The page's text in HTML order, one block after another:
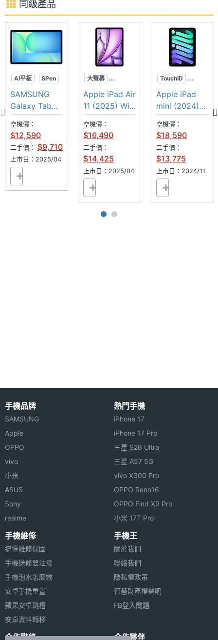
影。「自動剪輯」 可選取多部影片並透過 AI 自動剪輯
成精華片段。「多重視窗」讓用戶可在大螢幕上一次
操作至多三個應用程式。
SAMSUNG Galaxy Tab S10 FE 5G 功能特色
◎ 5G + 5G 雙卡雙待（需搭配 eSIM）
◎ Android 15 作業系統、One UI Tab 操作介面
◎ 10.9 吋 2,304 x 1,440pixels 解析度 WUXGA+
LCD 螢幕（90Hz 螢幕更新率）
◎ SAMSUNG Exynos 1580 八核心處理器
◎ 8GB RAM / 128GB ROM
※本文為 SOGI 手機王版權所有，未經授權不得轉載使用※
主相機
焦
Yes
主相機
UHD
4K錄影
Yes
前相機
畫素
1200 萬畫素
前相機
感光元
件
CMOS
前相機
Yes
4G FDD
LTE
1500(B32), 1700(B4), 1800(B3), 1900(B2),
1900(B25), 2100(B1), 2600(B7), 700(B12),
700(B13), 700(B17), 700(B28), 800(B20),
4G
TDD
LTE
2300(B40), 2500(B41), 2600(B38)
5G連網
SIM
型
SIM1
連接與應用
同級產品
AI平板
SPen
超防水
SAMSUNG
Galaxy Tab
S10 FE Wi-Fi
空機價：
$12,590
二手價： $9,710
上市日：2025/04
大螢幕
M3晶片
Apple iPad Air
11 (2025) Wi-
Fi
空機價：
$16,490
二手價：
$14,425
上市日：2025/04
TouchID
高效能
Apple iPad
mini (2024)
Wi-Fi 128GB
空機價：
$18,590
二手價：
$13,775
上市日：2024/11
手機品牌
SAMSUNG
Apple
OPPO
vivo
小米
ASUS
Sony
realme
熱門手機
iPhone 17
iPhone 17 Pro
三星 S26 Ultra
三星 A57 5G
vivo X300 Pro
OPPO Reno16
OPPO Find X9 Pro
小米 17T Pro
手機維修
搞懂維修保固
手機送修要注意
手機泡水怎麼救
安卓手機重置
蘋果安卓跳槽
安卓資料轉移
手機王
關於我們
聯絡我們
隱私權政策
智慧財產權聲明
FB登入問題
合作聯絡 合作夥伴